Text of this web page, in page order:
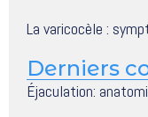
La varicocèle :
Derniers
Éjaculation: